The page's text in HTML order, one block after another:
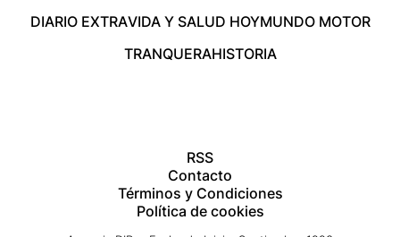
DIARIO EXTRAVIDA Y SALUD HOYMUNDO MOTOR
TRANQUERAHISTORIA
RSS
Contacto
Términos y Condiciones
Política de cookies